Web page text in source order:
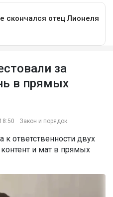
за
в прямых
Закон и порядок
ответственности двух
и мат в прямых